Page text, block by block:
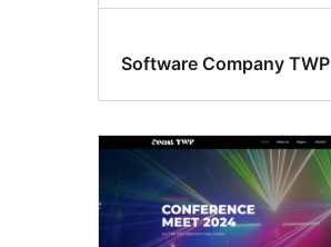
Software Company TWP